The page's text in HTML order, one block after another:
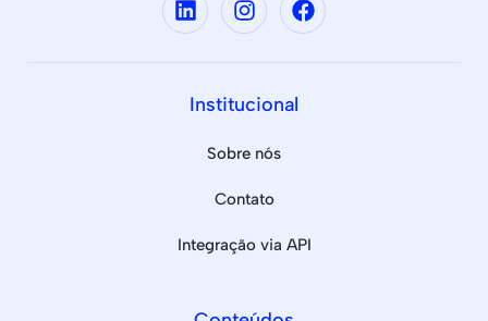
Institucional
Sobre nós
Contato
Integração via API